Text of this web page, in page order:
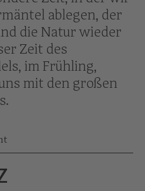
ablegen, der
die Natur wieder
Zeit des
im Frühling,
mit den großen